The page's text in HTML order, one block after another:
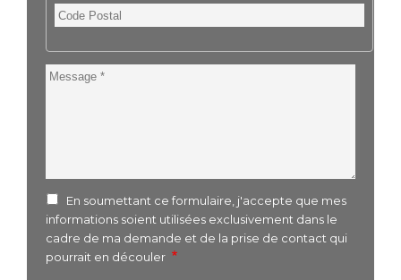
Code
Postal
Message
En soumettant ce formulaire, j'accepte que mes
informations soient utilisées exclusivement dans le
cadre de ma demande et de la prise de contact qui
pourrait en découler